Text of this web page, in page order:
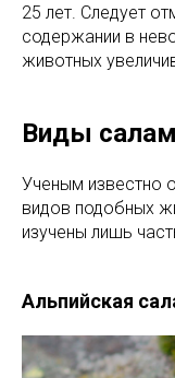
25 лет. Следует
содержании в
животных
Виды
Ученым известно
видов подобных
изучены лишь
Альпийская